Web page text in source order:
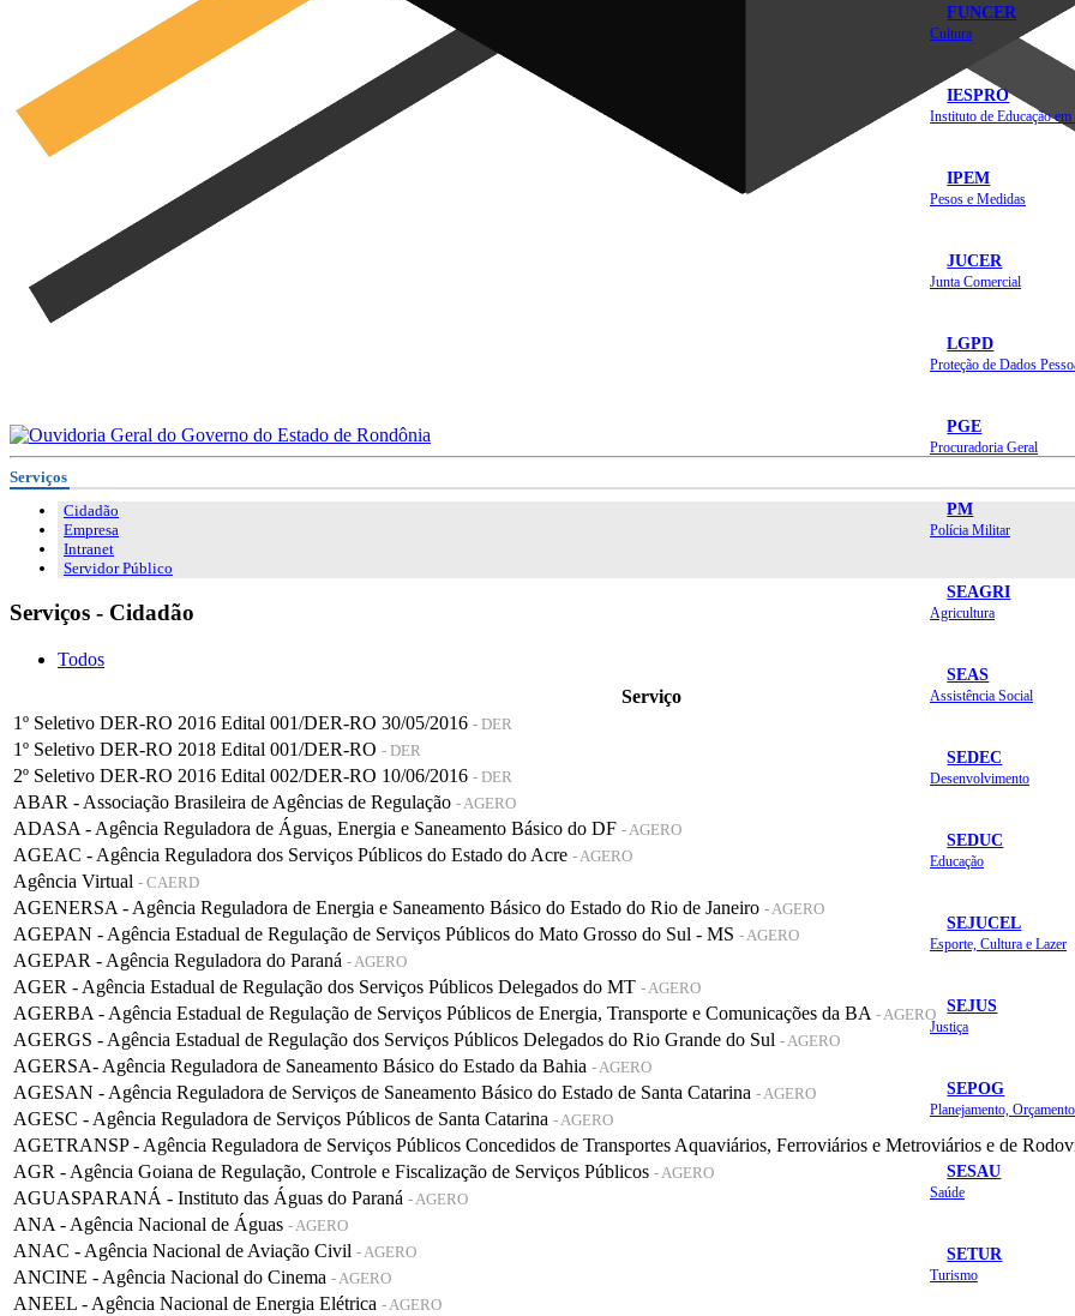
FUNCER
Cultura
IESPRO
IPEM
Pesos e Medidas
JUCER
Junta Comercial
LGPD
Proteção de Dados
PGE
Procuradoria Geral
PM
Polícia Militar
SEAGRI
Agricultura
SEAS
Assistência Social
SEDEC
Desenvolvimento
SEDUC
Educação
SEJUCEL
Esporte, Cultura e Lazer
SEJUS
Justiça
SEPOG
SESAU
Saúde
SETUR
Turismo
Serviços
Cidadão
Empresa
Intranet
Servidor Público
Serviços - Cidadão
Todos
Serviço
1º Seletivo DER-RO 2016 Edital 001/DER-RO 30/05/2016 - DER
1º Seletivo DER-RO 2018 Edital 001/DER-RO - DER
2º Seletivo DER-RO 2016 Edital 002/DER-RO 10/06/2016 - DER
ABAR - Associação Brasileira de Agências de Regulação - AGERO
ADASA - Agência Reguladora de Águas, Energia e Saneamento Básico do DF - AGERO
AGEAC - Agência Reguladora dos Serviços Públicos do Estado do Acre - AGERO
Agência Virtual - CAERD
AGENERSA - Agência Reguladora de Energia e Saneamento Básico do Estado do Rio de Janeiro - AGERO
AGEPAN - Agência Estadual de Regulação de Serviços Públicos do Mato Grosso do Sul - MS - AGERO
AGEPAR - Agência Reguladora do Paraná - AGERO
AGER - Agência Estadual de Regulação dos Serviços Públicos Delegados do MT - AGERO
AGERBA - Agência Estadual de Regulação de Serviços Públicos de Energia, Transporte e Comunicações da BA - AGERO
AGERGS - Agência Estadual de Regulação dos Serviços Públicos Delegados do Rio Grande do Sul - AGERO
AGERSA- Agência Reguladora de Saneamento Básico do Estado da Bahia - AGERO
AGESAN - Agência Reguladora de Serviços de Saneamento Básico do Estado de Santa Catarina - AGERO
AGESC - Agência Reguladora de Serviços Públicos de Santa Catarina - AGERO
AGETRANSP - Agência Reguladora de Serviços Públicos Concedidos de Transportes Aquaviários, Ferroviários e Metroviários e de
AGR - Agência Goiana de Regulação, Controle e Fiscalização de Serviços Públicos - AGERO
AGUASPARANÁ - Instituto das Águas do Paraná - AGERO
ANA - Agência Nacional de Águas - AGERO
ANAC - Agência Nacional de Aviação Civil - AGERO
ANCINE - Agência Nacional do Cinema - AGERO
ANEEL - Agência Nacional de Energia Elétrica - AGERO